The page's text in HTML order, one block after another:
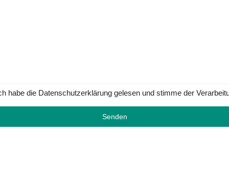
habe die Datenschutzerklärung gelesen und stimme der